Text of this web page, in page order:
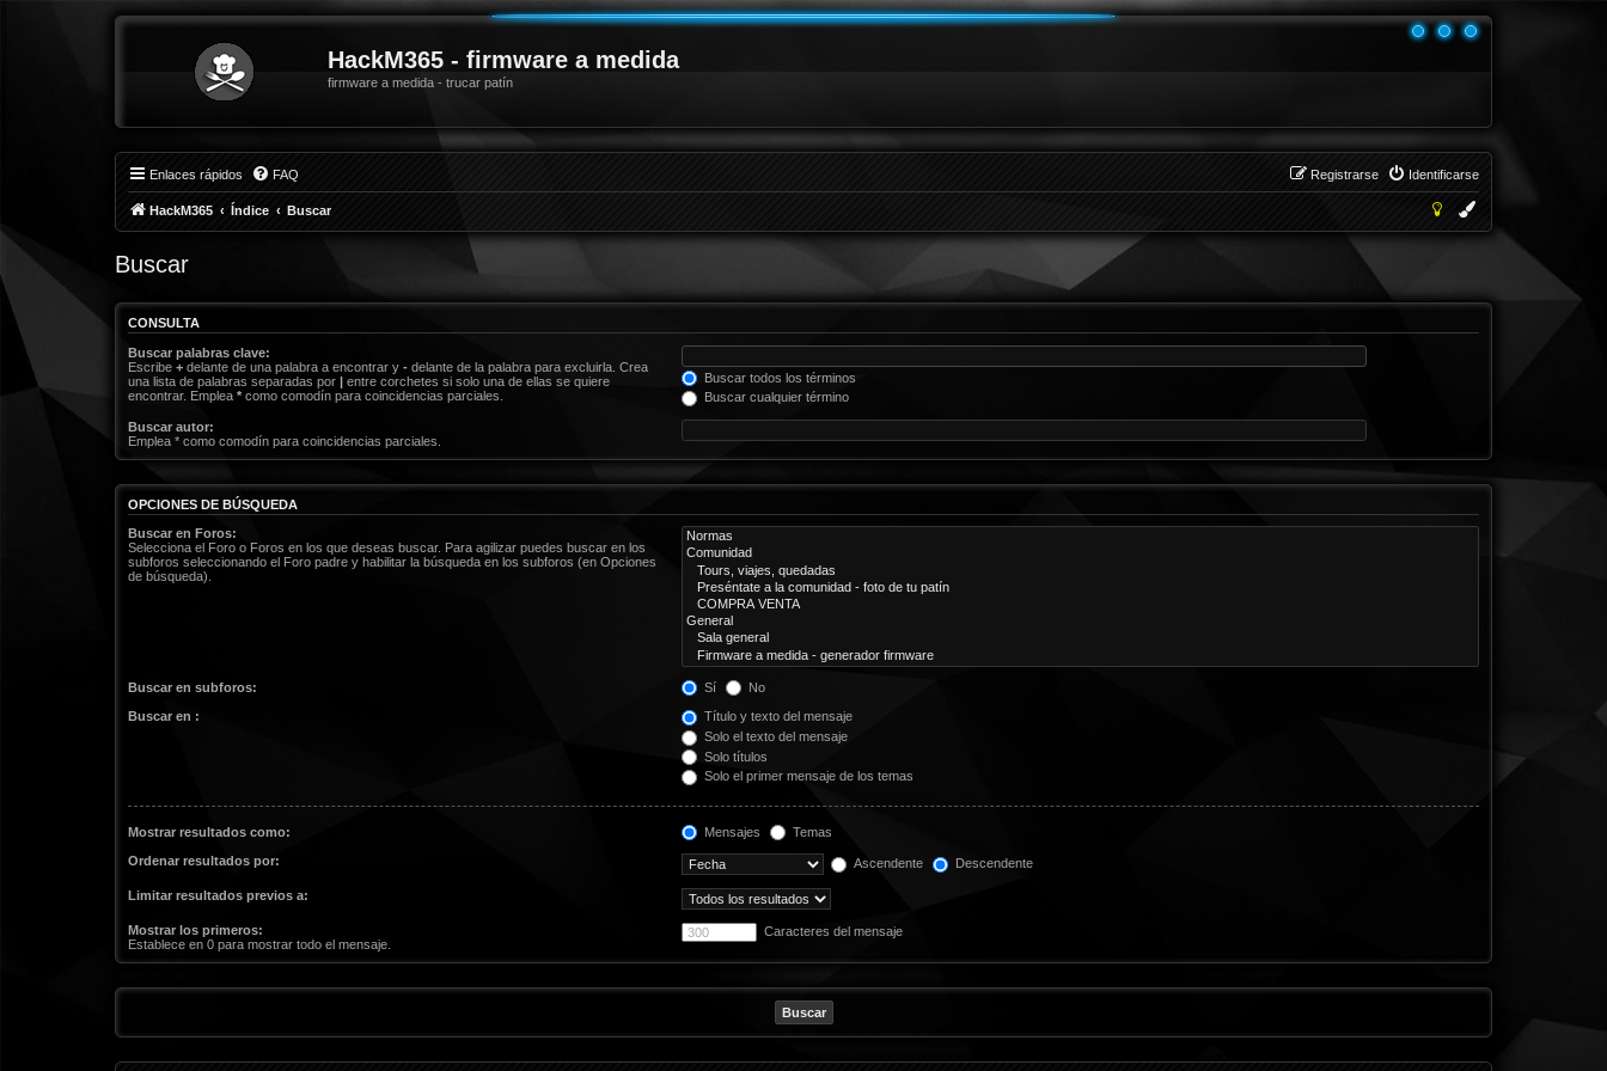
HackM365 - firmware a medida
firmware a medida - trucar patín
Enlaces rápidos FAQ Identificarse
Registrarse
HackM365 Índice Buscar
Buscar
CONSULTA
Buscar palabras clave:
Escribe + delante de una palabra a encontrar y - delante de la palabra para excluirla. Crea
una lista de palabras separadas por | entre corchetes si solo una de ellas se quiere
encontrar. Emplea * como comodín para coincidencias parciales.
Buscar todos los términos
Buscar cualquier término
Buscar autor:
Emplea * como comodín para coincidencias parciales.
OPCIONES DE BÚSQUEDA
Buscar en Foros:
Selecciona el Foro o Foros en los que deseas buscar. Para agilizar puedes buscar en los
subforos seleccionando el Foro padre y habilitar la búsqueda en los subforos (en Opciones
de búsqueda).
Buscar en subforos: Sí No
Buscar en :
Título y texto del mensaje
Solo el texto del mensaje
Solo títulos
Solo el primer mensaje de los temas
Mostrar resultados como: Mensajes Temas
Ordenar resultados por: Ascendente Descendente
Limitar resultados previos a:
Mostrar los primeros:
Establece en 0 para mostrar todo el mensaje.
Caracteres del mensaje